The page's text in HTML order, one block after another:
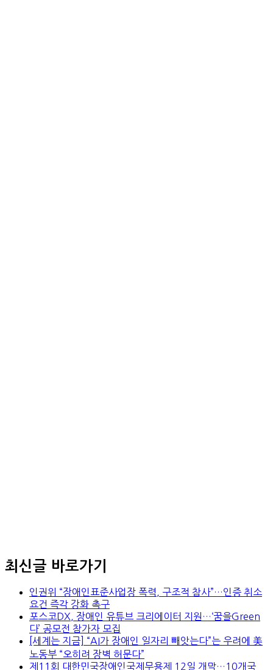
최신글 바로가기
인권위 “장애인표준사업장 폭력, 구조적 참사”…인증 취소
요건 즉각 강화 촉구
포스코DX, 장애인 유튜브 크리에이터 지원…‘꿈을Green
다’ 공모전 참가자 모집
[세계는 지금] “AI가 장애인 일자리 빼앗는다”는 우려에 美
노동부 “오히려 장벽 허문다”
제11회 대한민국장애인국제무용제 12일 개막…10개국